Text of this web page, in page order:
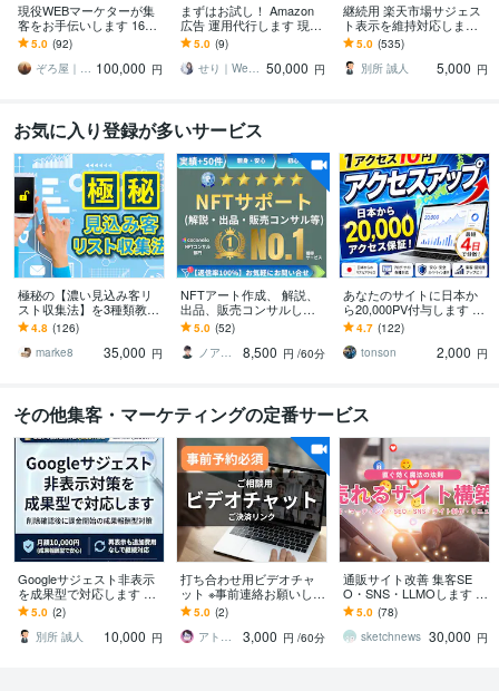
現役WEBマーケターが集
客をお手伝いします 16の
ノウハウから御社に合っ
た方法と戦略を進呈！！
5.0 (92)
ぞろ屋｜勝てるホームページ作成会社 100,000 円
まずはお試し！ Amazon
広告 運用代行します 現役
の1,000万円運用者があな
たの商品の魅力を伝えま
す！
5.0 (9)
せり｜Web広告サポート・運用相談 50,000 円
継続用 楽天市場サジェス
ト表示を維持対応します
成果達成後の表示維持・
再対応を行います
5.0 (535)
別所 誠人
5,000 円
お気に入り登録が多いサービス
極秘の【濃い見込み客リ
スト収集法】を3種類教え
ます ■【広告費ゼロで収
集】応援キャンペーン！
4.8 (126)
marke8
35,000 円
NFTアート作成、 解説、
出品、販売コンサルしま
す ●NFT取引経験5年・日
英バイリンガルのプロが
サポート●
5.0 (52)
ノア・Noa
8,500 円 /60分
あなたのサイトに日本か
ら20,000PV付与します サ
イト・ブログのアクセス
アップをサポートしま
す！
4.7 (122)
tonson
2,000 円
その他集客・マーケティングの定番サービス
Googleサジェスト非表示
を成果型で対応します 削
除確認後に課金開始の成
果報酬型対策
5.0 (2)
別所 誠人
10,000 円
打ち合わせ用ビデオチャ
ット ※事前連絡お願いしま
す 事前にご連絡いただい
たクライアント様向けの
ビデオチャットです
5.0 (2)
アトレイユのかず
3,000 円 /60分
通販サイト改善 集客SE
O・SNS・LLMOします イ
ンスタ・BASE（ベー
ス）・ストアズ・楽天・
ショピファイ等
5.0 (78)
sketchnews 30,000 円